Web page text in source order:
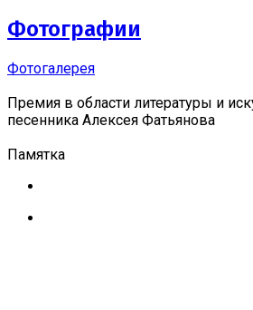
Фотографии
Фотогалерея
Премия в области литературы и
песенника Алексея Фатьянова
Памятка